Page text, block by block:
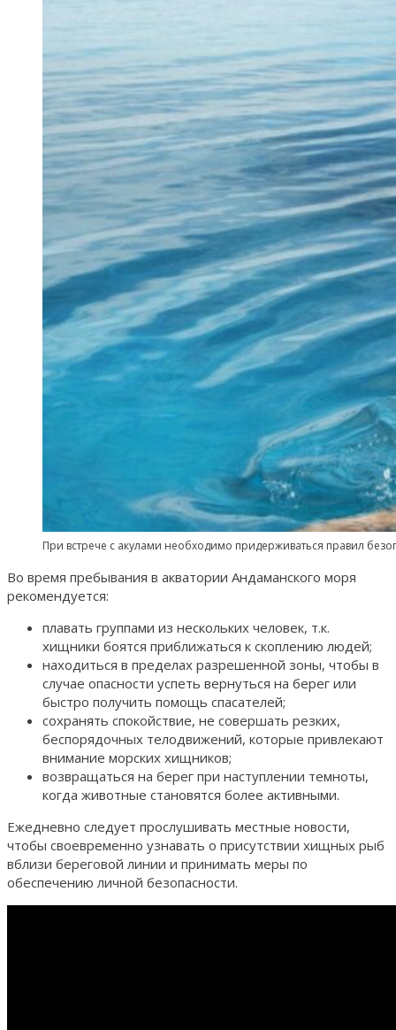
При встрече с акулами необходимо придерживаться правил
Во время пребывания в акватории Андаманского моря
рекомендуется:
плавать группами из нескольких человек, т.к.
хищники боятся приближаться к скоплению людей;
находиться в пределах разрешенной зоны, чтобы в
случае опасности успеть вернуться на берег или
быстро получить помощь спасателей;
сохранять спокойствие, не совершать резких,
беспорядочных телодвижений, которые привлекают
внимание морских хищников;
возвращаться на берег при наступлении темноты,
когда животные становятся более активными.
Ежедневно следует прослушивать местные новости,
чтобы своевременно узнавать о присутствии хищных рыб
вблизи береговой линии и принимать меры по
обеспечению личной безопасности.